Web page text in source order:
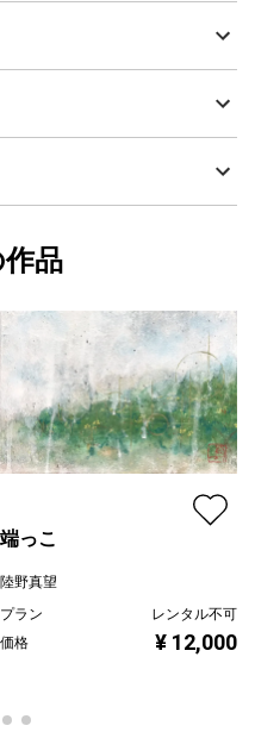
いです。
品
端っこ
陸野真望
プラン
レンタル不可
価格
¥ 12,000